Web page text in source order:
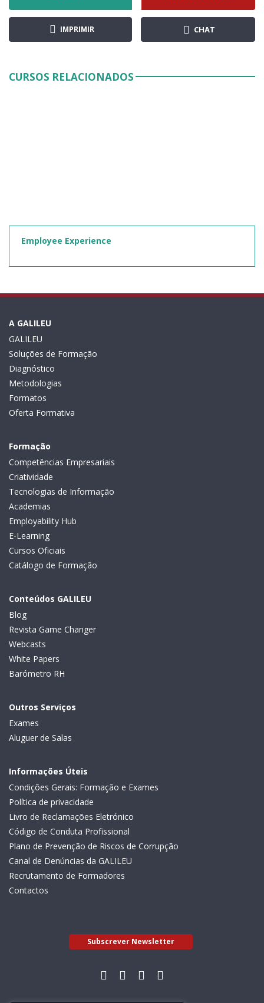
IMPRIMIR CHAT
CURSOS RELACIONADOS
Employee Experience
A GALILEU
GALILEU
Soluções de Formação
Diagnóstico
Metodologias
Formatos
Oferta Formativa
Formação
Competências Empresariais
Criatividade
Tecnologias de Informação
Academias
Employability Hub
E-Learning
Cursos Oficiais
Catálogo de Formação
Conteúdos GALILEU
Blog
Revista Game Changer
Webcasts
White Papers
Barómetro RH
Outros Serviços
Exames
Aluguer de Salas
Informações Úteis
Condições Gerais: Formação e Exames
Política de privacidade
Livro de Reclamações Eletrónico
Código de Conduta Profissional
Plano de Prevenção de Riscos de Corrupção
Canal de Denúncias da GALILEU
Recrutamento de Formadores
Contactos
Subscrever Newsletter